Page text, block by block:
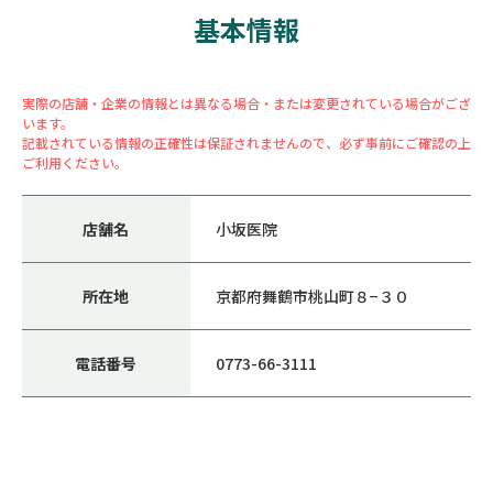
基本情報
実際の店舗・企業の情報とは異なる場合・または変更されている場合がござ
います。
記載されている情報の正確性は保証されませんので、必ず事前にご確認の上
ご利用ください。
店舗名 小坂医院
所在地 京都府舞鶴市桃山町８−３０
電話番号 0773-66-3111